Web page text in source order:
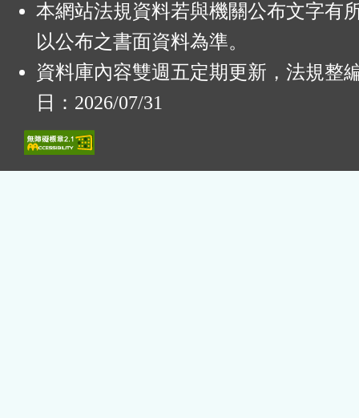
本網站法規資料若與機關公布文字有
以公布之書面資料為準。
資料庫內容雙週五定期更新，法規整
日：2026/07/31